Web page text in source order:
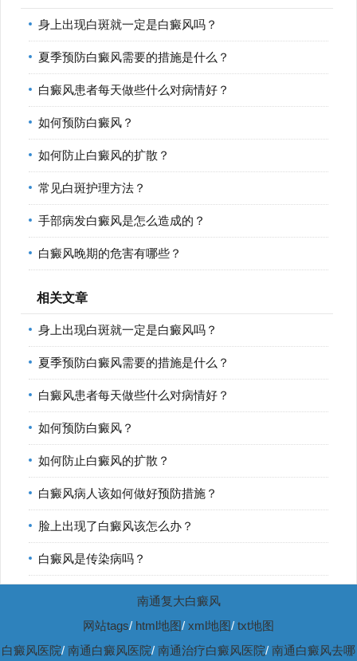
身上出现白斑就一定是白癜风吗？
夏季预防白癜风需要的措施是什么？
白癜风患者每天做些什么对病情好？
如何预防白癜风？
如何防止白癜风的扩散？
常见白斑护理方法？
手部病发白癜风是怎么造成的？
白癜风晚期的危害有哪些？
相关文章
身上出现白斑就一定是白癜风吗？
夏季预防白癜风需要的措施是什么？
白癜风患者每天做些什么对病情好？
如何预防白癜风？
如何防止白癜风的扩散？
白癜风病人该如何做好预防措施？
脸上出现了白癜风该怎么办？
白癜风是传染病吗？
南通复大白癜风
网站tags/ html地图/ xml地图/ txt地图
白癜风医院/ 南通白癜风医院/ 南通治疗白癜风医院/ 南通白癜风去哪